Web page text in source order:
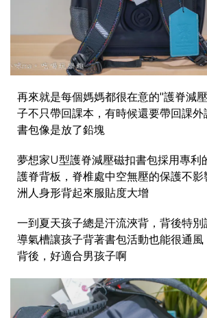
再來就是每個媽媽都很在意的"護脊減
子不只帶回課本，有時候還要帶回課外
書包像是放了鉛塊
夢想家U型護脊減壓磁扣書包採用專利
護脊背板，脊椎處中空無壓的保護不影
洲人身形背起來服貼度大增
一到夏天孩子總是汗流浹背，背後特別
導氣槽讓孩子背著書包活動也能很通
背後，好適合男孩子啊